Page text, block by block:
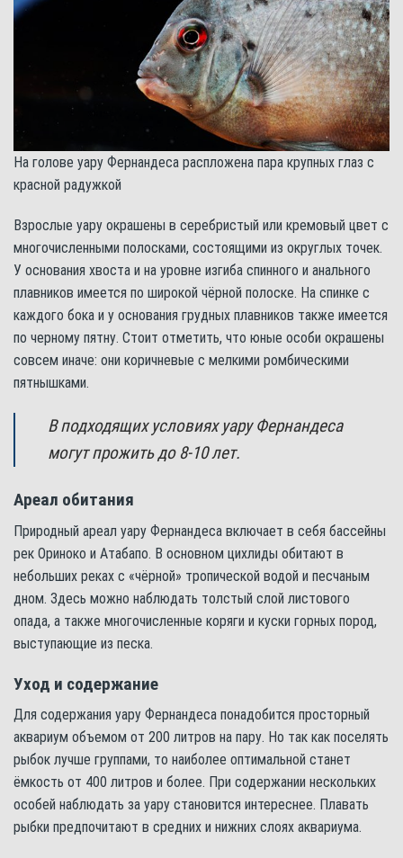
На голове уару Фернандеса распложена пара крупных глаз с
красной радужкой
Взрослые уару окрашены в серебристый или кремовый цвет с
многочисленными полосками, состоящими из округлых точек.
У основания хвоста и на уровне изгиба спинного и анального
плавников имеется по широкой чёрной полоске. На спинке с
каждого бока и у основания грудных плавников также имеется
по черному пятну. Стоит отметить, что юные особи окрашены
совсем иначе: они коричневые с мелкими ромбическими
пятнышками.
В подходящих условиях уару Фернандеса
могут прожить до 8-10 лет.
Ареал обитания
Природный ареал уару Фернандеса включает в себя бассейны
рек Ориноко и Атабапо. В основном цихлиды обитают в
небольших реках с «чёрной» тропической водой и песчаным
дном. Здесь можно наблюдать толстый слой листового
опада, а также многочисленные коряги и куски горных пород,
выступающие из песка.
Уход и содержание
Для содержания уару Фернандеса понадобится просторный
аквариум объемом от 200 литров на пару. Но так как поселять
рыбок лучше группами, то наиболее оптимальной станет
ёмкость от 400 литров и более. При содержании нескольких
особей наблюдать за уару становится интереснее. Плавать
рыбки предпочитают в средних и нижних слоях аквариума.